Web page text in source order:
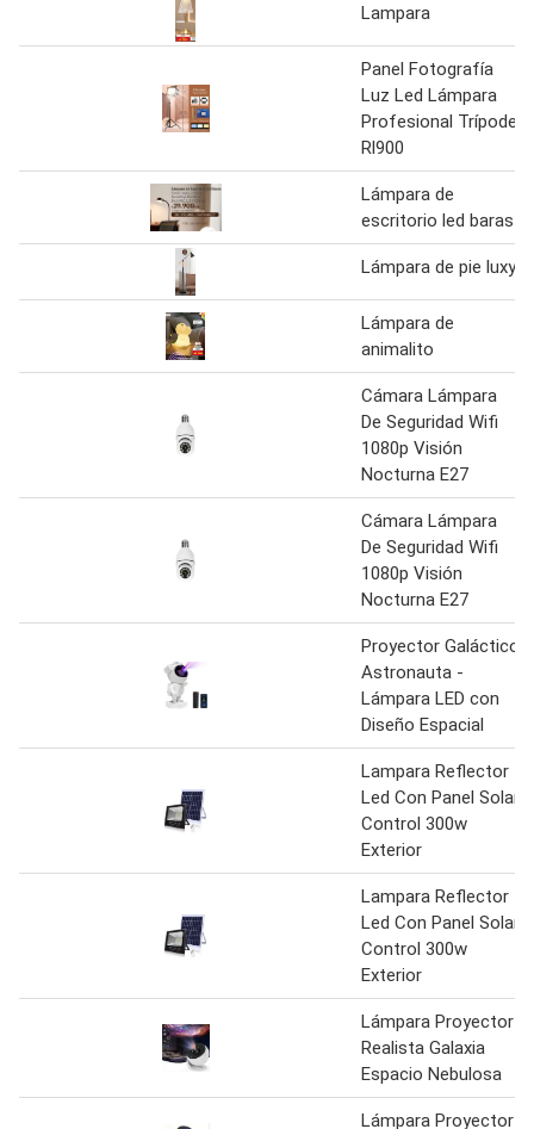
Lampara
Panel Fotografía
Luz Led Lámpara
Profesional Trípode
Rl900
Lámpara de
escritorio led baras
Lámpara de pie luxy
Lámpara de
animalito
Cámara Lámpara
De Seguridad Wifi
1080p Visión
Nocturna E27
Cámara Lámpara
De Seguridad Wifi
1080p Visión
Nocturna E27
Proyector Galáctico
Astronauta -
Lámpara LED con
Diseño Espacial
Lampara Reflector
Led Con Panel Solar
Control 300w
Exterior
Lampara Reflector
Led Con Panel Solar
Control 300w
Exterior
Lámpara Proyector
Realista Galaxia
Espacio Nebulosa
Lámpara Proyector